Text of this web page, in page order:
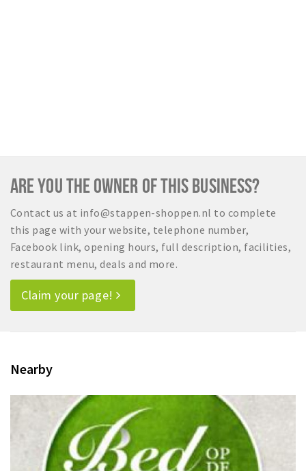
ARE YOU THE OWNER OF THIS BUSINESS?
Contact us at info@stappen-shoppen.nl to complete
this page with your website, telephone number,
Facebook link, opening hours, full description, facilities,
restaurant menu, deals and more.
Claim your page!
Nearby